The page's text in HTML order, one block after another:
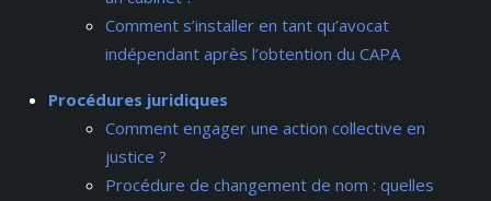
Comment s’installer en tant qu’avocat
indépendant après l’obtention du CAPA
Procédures juridiques
Comment engager une action collective en
justice ?
Procédure de changement de nom : quelles